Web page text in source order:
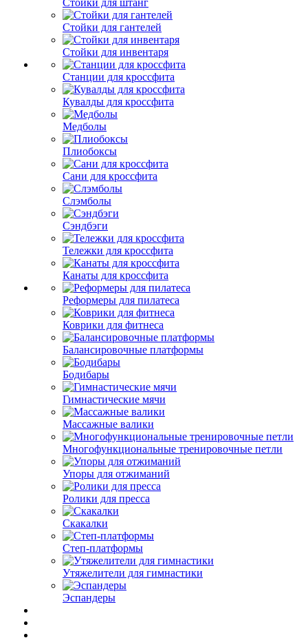
Стойки для штанг
Стойки для гантелей
Стойки для инвентаря
Станции для кроссфита
Кувалды для кроссфита
Медболы
Плиобоксы
Сани для кроссфита
Слэмболы
Сэндбэги
Тележки для кроссфита
Канаты для кроссфита
Реформеры для пилатеса
Коврики для фитнеса
Балансировочные платформы
Бодибары
Гимнастические мячи
Массажные валики
Многофункциональные тренировочные петли
Упоры для отжиманий
Ролики для пресса
Скакалки
Степ-платформы
Утяжелители для гимнастики
Эспандеры